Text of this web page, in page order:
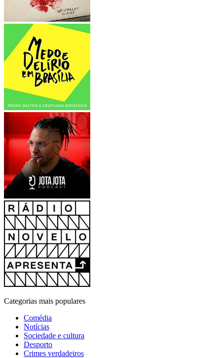
Categorias mais populares
Comédia
Notícias
Sociedade e cultura
Desporto
Crimes verdadeiros